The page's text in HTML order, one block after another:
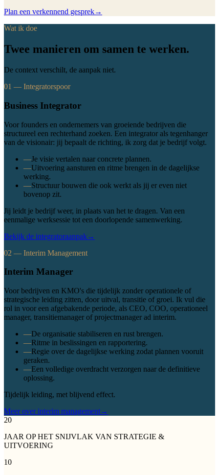
Plan een verkennend gesprek→
Wat ik doe
Twee manieren om samen te werken.
De context verschilt, de aanpak niet.
01 — Integratorspoor
Business Integrator
Voor founders en ondernemers van groeiende bedrijven die
structureel een rechterhand zoeken. Een integrator als tegenhanger
van de visionair: jij bepaalt de richting, ik zorg dat je bedrijf volgt.
—Je visie vertalen naar concrete plannen.
—Uitvoering aansturen en ritme brengen in de dagelijkse
werking.
—Structuur bouwen die ook werkt als jij er even niet
bovenop zit.
Jij leidt je bedrijf weer, in plaats van het te dragen. Van een
eenmalige werksessie tot een doorlopende samenwerking.
Bekijk de integratoraanpak→
02 — Interim Management
Interim Manager
Voor bedrijven en KMO's die tijdelijk zonder operationele of
strategische leiding zitten, door uitval, transitie of groei. Ik vul die
rol in voor een afgebakende periode, als CEO, COO, operationeel
manager, transitiemanager of projectmanager ad interim.
—De organisatie stabiliseren en rust brengen.
—Ritme in beslissingen en rapportering.
—Regie over de dagelijkse werking zodat plannen vooruit
geraken.
—Een volledige overdracht verzorgen naar de definitieve
oplossing.
Tijdelijk leiding, met blijvend effect.
Meer over interim management→
20
JAAR OP HET SNIJVLAK VAN STRATEGIE &
UITVOERING
10